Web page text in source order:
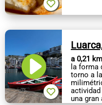
TURISMO
TIENDA
AGENDA
OFERTAS
CONTACTO
a 0,21 km
la forma
torno a
una